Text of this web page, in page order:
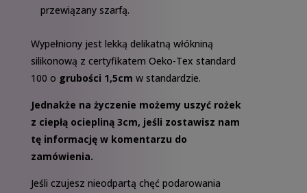
przewiązany szarfą.
Wypełniony jest lekką delikatną włókniną
silikonową z certyfikatem Oeko-Tex standard
100 o grubości 1,5cm w standardzie.
Jednakże na życzenie możemy uszyć rożek
z ciepłą ociepliną 3cm, jeśli zostawisz nam
tę informację w komentarzu do
zamówienia.
Jeśli czujesz nieodpartą chęć podarowania